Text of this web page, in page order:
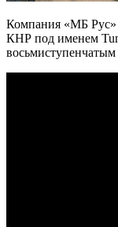
Компания «МБ Рус»
КНР под именем